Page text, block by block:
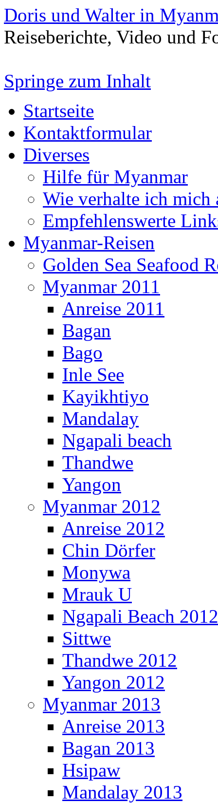
Doris und Walter in
Reiseberichte, Video und
Springe zum Inhalt
Startseite
Kontaktformular
Diverses
Hilfe für Myanmar
Wie verhalte ich
Empfehlenswerte
Myanmar-Reisen
Golden Sea Seafood
Myanmar 2011
Anreise 2011
Bagan
Bago
Inle See
Kayikhtiyo
Mandalay
Ngapali beach
Thandwe
Yangon
Myanmar 2012
Anreise 2012
Chin Dörfer
Monywa
Mrauk U
Ngapali Beach 2012
Sittwe
Thandwe 2012
Yangon 2012
Myanmar 2013
Anreise 2013
Bagan 2013
Hsipaw
Mandalay 2013